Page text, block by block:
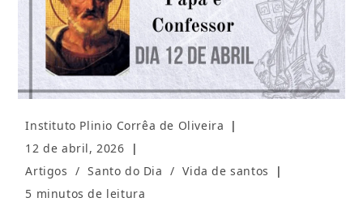
Autor
post:
Instituto Plinio Corrêa de Oliveira
Post
12 de abril, 2026
Categoria
post:
Artigos / Santo do Dia / Vida de santos
Tempo
5 minutos de leitura